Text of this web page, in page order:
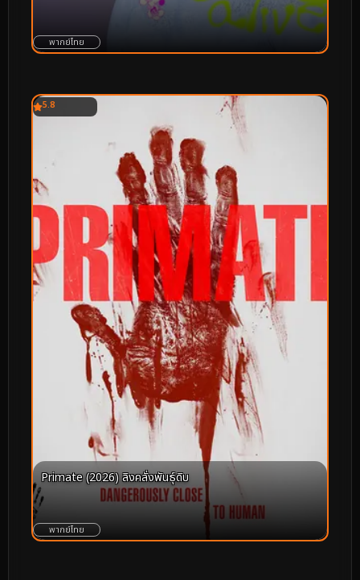
พากย์ไทย
5.8
Primate (2026) ลิงคลั่งพันธุ์ดิบ
พากย์ไทย